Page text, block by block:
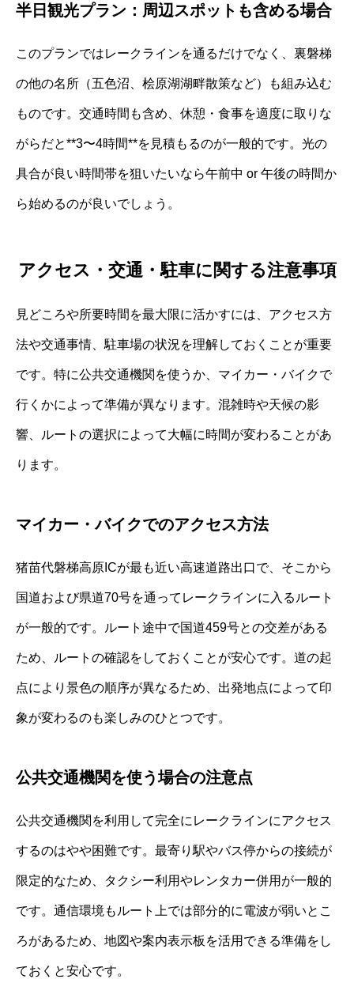
半日観光プラン：周辺スポットも含める場合
このプランではレークラインを通るだけでなく、裏磐梯
の他の名所（五色沼、桧原湖湖畔散策など）も組み込む
ものです。交通時間も含め、休憩・食事を適度に取りな
がらだと**3〜4時間**を見積もるのが一般的です。光の
具合が良い時間帯を狙いたいなら午前中 or 午後の時間か
ら始めるのが良いでしょう。
アクセス・交通・駐車に関する注意事項
見どころや所要時間を最大限に活かすには、アクセス方
法や交通事情、駐車場の状況を理解しておくことが重要
です。特に公共交通機関を使うか、マイカー・バイクで
行くかによって準備が異なります。混雑時や天候の影
響、ルートの選択によって大幅に時間が変わることがあ
ります。
マイカー・バイクでのアクセス方法
猪苗代磐梯高原ICが最も近い高速道路出口で、そこから
国道および県道70号を通ってレークラインに入るルート
が一般的です。ルート途中で国道459号との交差がある
ため、ルートの確認をしておくことが安心です。道の起
点により景色の順序が異なるため、出発地点によって印
象が変わるのも楽しみのひとつです。
公共交通機関を使う場合の注意点
公共交通機関を利用して完全にレークラインにアクセス
するのはやや困難です。最寄り駅やバス停からの接続が
限定的なため、タクシー利用やレンタカー併用が一般的
です。通信環境もルート上では部分的に電波が弱いとこ
ろがあるため、地図や案内表示板を活用できる準備をし
ておくと安心です。